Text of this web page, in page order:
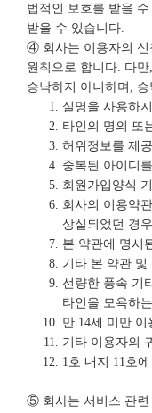
법적인 보호를 받을
받을 수 있습니다.
④ 회사는 이용자의 신
원칙으로 합니다. 다
승낙하지 아니하며,
실명을 사용하
타인의 명의 또
허위정보를 제
중복된 아이디
회원가입양식
회사의 이용약
상실되었던 경우
본 약관에 명시
기타 본 약관 및
선량한 풍속 기
타인을 모욕하
만 14세 미만 이
기타 이용자의
1호 내지 11호
⑤ 회사는 서비스 관련